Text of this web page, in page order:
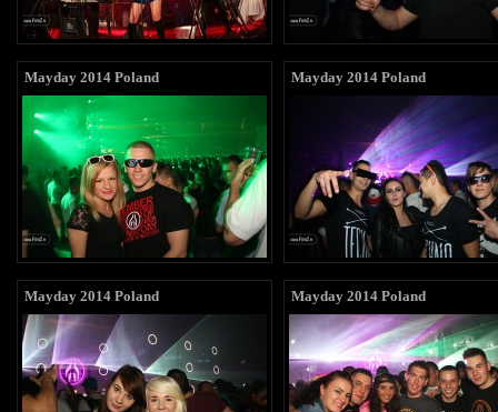
Mayday 2014 Poland Mayday 2014 Poland
Mayday 2014 Poland Mayday 2014 Poland